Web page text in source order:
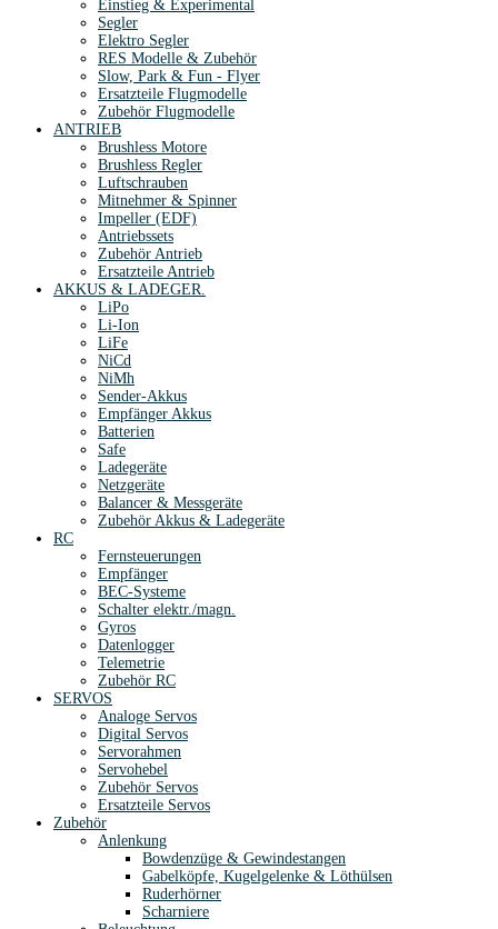
Einstieg & Experimental
Segler
Elektro Segler
RES Modelle & Zubehör
Slow, Park & Fun - Flyer
Ersatzteile Flugmodelle
Zubehör Flugmodelle
ANTRIEB
Brushless Motore
Brushless Regler
Luftschrauben
Mitnehmer & Spinner
Impeller (EDF)
Antriebssets
Zubehör Antrieb
Ersatzteile Antrieb
AKKUS & LADEGER.
LiPo
Li-Ion
LiFe
NiCd
NiMh
Sender-Akkus
Empfänger Akkus
Batterien
Safe
Ladegeräte
Netzgeräte
Balancer & Messgeräte
Zubehör Akkus & Ladegeräte
RC
Fernsteuerungen
Empfänger
BEC-Systeme
Schalter elektr./magn.
Gyros
Datenlogger
Telemetrie
Zubehör RC
SERVOS
Analoge Servos
Digital Servos
Servorahmen
Servohebel
Zubehör Servos
Ersatzteile Servos
Zubehör
Anlenkung
Bowdenzüge & Gewindestangen
Gabelköpfe, Kugelgelenke & Löthülsen
Ruderhörner
Scharniere